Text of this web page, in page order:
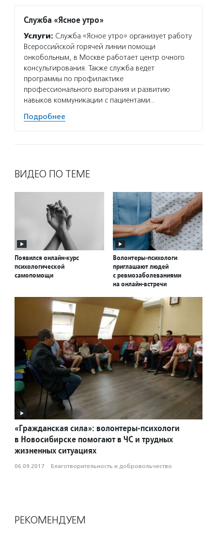
Служба «Ясное утро»
Услуги: Служба «Ясное утро» организует работу
Всероссийской горячей линии помощи
онкобольным, в Москве работает центр очного
консультирования. Также служба ведет
программы по профилактике
профессионального выгорания и развитию
навыков коммуникации с пациентами…
Подробнее
ВИДЕО ПО ТЕМЕ
Появился онлайн-курс
психологической
самопомощи
Волонтеры-психологи
приглашают людей
с ревмозаболеваниями
на онлайн-встречи
«Гражданская сила»: волонтеры-психологи
в Новосибирске помогают в ЧС и трудных
жизненных ситуациях
06.09.2017 · Благотвори­тель­ность и доброволь­чест­во
РЕКОМЕНДУЕМ